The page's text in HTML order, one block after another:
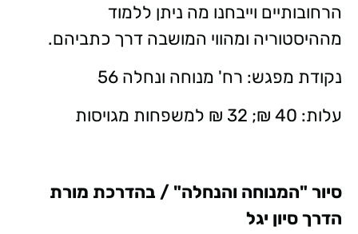
הרחובותיים וייבחנו מה ניתן ללמוד
מההיסטוריה ומהווי המושבה דרך כתביהם.
נקודת מפגש: רח' מנוחה ונחלה 56
עלות: 40 ₪; 32 ₪ למשפחות מגויסות
סיור "המנוחה והנחלה" / בהדרכת מורת
הדרך סיון יגל